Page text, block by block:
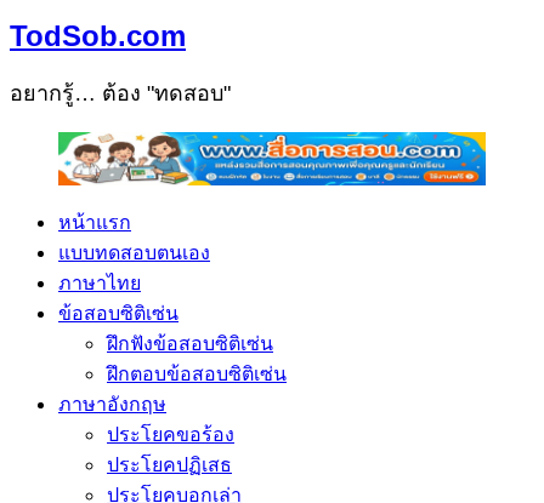
TodSob.com
อยากรู้… ต้อง "ทดสอบ"
หน้าแรก
แบบทดสอบตนเอง
ภาษาไทย
ข้อสอบซิติเซ่น
ฝึกฟังข้อสอบซิติเซ่น
ฝึกตอบข้อสอบซิติเซ่น
ภาษาอังกฤษ
ประโยคขอร้อง
ประโยคปฏิเสธ
ประโยคบอกเล่า